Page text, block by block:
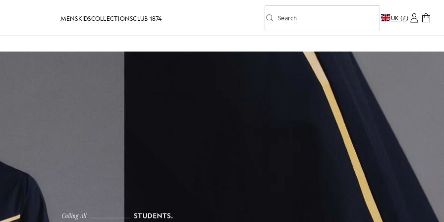
MENSKIDSCOLLECTIONSCLUB 1874 Toggle predictive search
Search UK (£)